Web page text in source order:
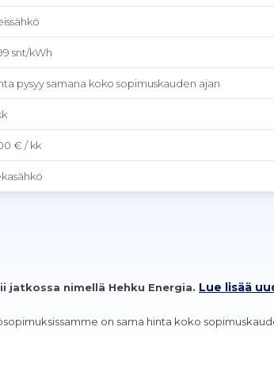
snt/kWh
pysyy samana koko sopimuskauden ajan
€ / kk
jatkossa nimellä Hehku Energia. Lue lisää
on sama hinta koko